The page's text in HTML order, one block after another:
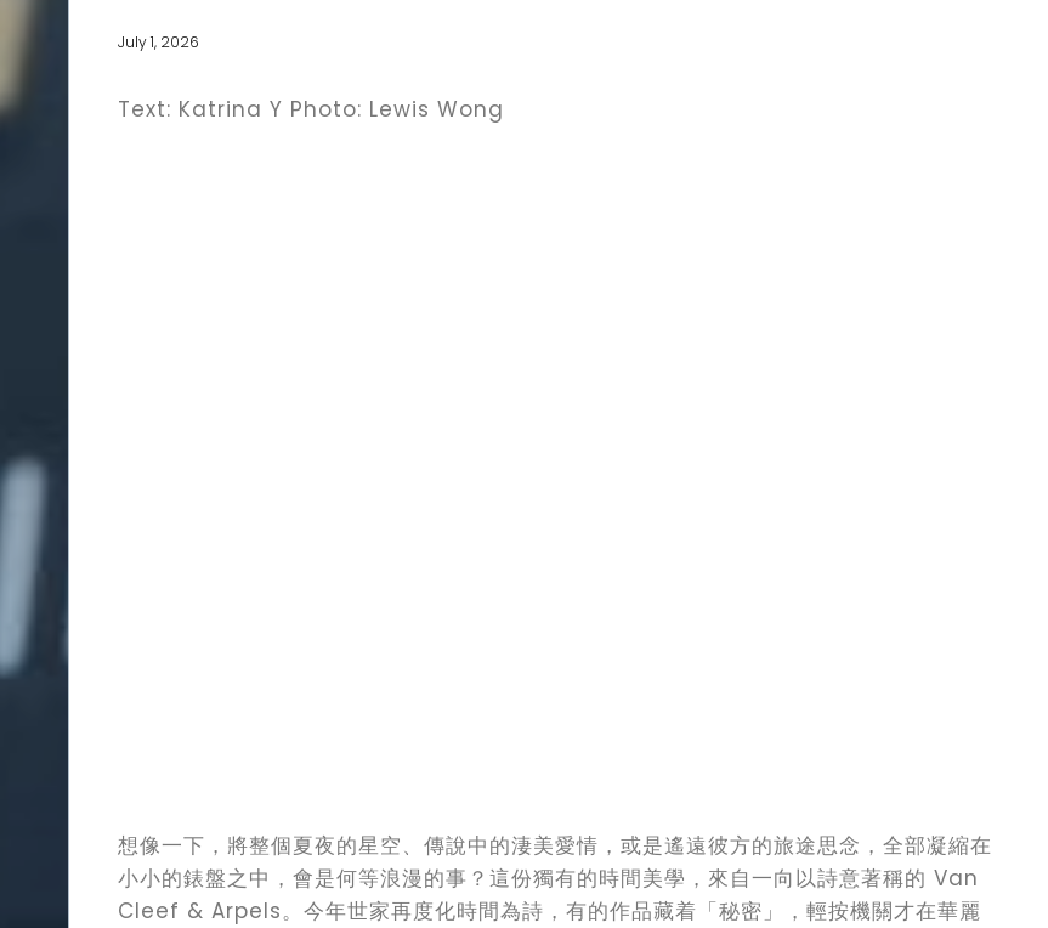
July 1, 2026
Text: Katrina Y Photo: Lewis Wong
想像一下，將整個夏夜的星空、傳說中的淒美愛情，或是遙遠彼方的旅途思念，全部凝縮在
小小的錶盤之中，會是何等浪漫的事？這份獨有的時間美學，來自一向以詩意著稱的 Van
Cleef & Arpels。今年世家再度化時間為詩，有的作品藏着「秘密」，輕按機關才在華麗